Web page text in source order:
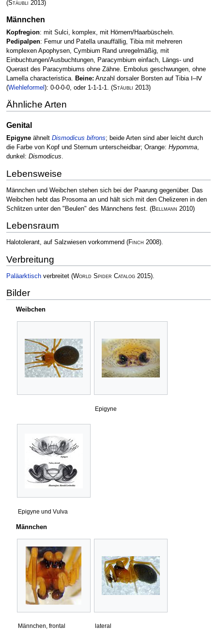
(Stäubli 2013)
Männchen
Kopfregion: mit Sulci, komplex, mit Hörnern/Haarbüscheln.
Pedipalpen: Femur und Patella unauffällig, Tibia mit mehreren
komplexen Apophysen, Cymbium Rand unregelmäßig, mit
Einbuchtungen/Ausbuchtungen, Paracymbium einfach, Längs- und
Querast des Paracymbiums ohne Zähne. Embolus geschwungen, ohne
Lamella characteristica.
Beine: Anzahl dorsaler Borsten auf Tibia Ⅰ–Ⅳ
(Wiehleformel ): 0-0-0-0, oder 1-1-1-1. (Stäubli 2013)
Ähnliche Arten
Genital
Epigyneähnelt Dismodicus bifrons; beide Arten sind aber leicht durch
die Farbe von Kopf und Sternum unterscheidbar; Orange: Hypomma,
dunkel: Dismodicus.
Lebensweise
Männchen und Weibchen stehen sich bei der Paarung gegenüber. Das
Weibchen hebt das Prosoma an und hält sich mit den Chelizeren in den
Schlitzen unter den "Beulen" des Männchens fest. (Bellmann 2010)
Lebensraum
Halotolerant, auf Salzwiesen vorkommend (Finch 2008).
Verbreitung
Paläarktischverbreitet (World Spider Catalog2015).
Bilder
Weibchen
Epigyne
Epigyne und Vulva
Männchen
Männchen, frontal lateral